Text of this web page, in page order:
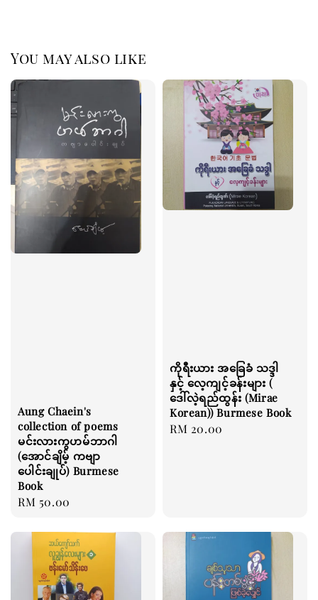
You may also like
Aung Chaein's
collection of poems
မင်းလားကွဟမ်ဘာဂါ
(အောင်ချိမ့် ကဗျာ
ပေါင်းချုပ်) Burmese
Book
Regular
RM 50.00
ကိုရီးယား အခြေခံ သဒ္ဒါ
နှင့် လေ့ကျင့်ခန်းများ (
ဒေါ်လဲ့ရည်ထွန်း (Mirae
Korean)) Burmese Book
Regular
RM 20.00